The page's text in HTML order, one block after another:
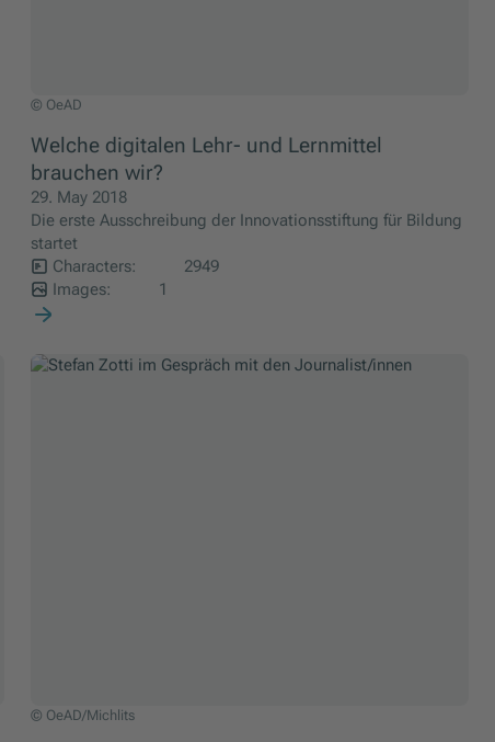
© OeAD
Welche digitalen Lehr- und Lernmittel
brauchen wir?
29. May 2018
Die erste Ausschreibung der Innovationsstiftung für Bildung
startet
Characters:
2949
Images:
1
© OeAD/Michlits
OeAD/Michlits